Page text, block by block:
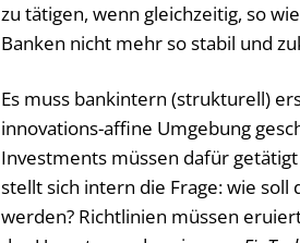
zu tätigen, wenn gleichzeitig, so
Banken nicht mehr so stabil und
Es muss bankintern (strukturell)
innovations-affine Umgebung
Investments müssen dafür
stellt sich intern die Frage: wie soll
werden? Richtlinien müssen